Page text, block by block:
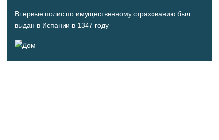
Впервые полис по имущественному страхованию был
выдан в Испании в 1347 году